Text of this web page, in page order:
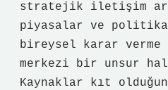
stratejik iletişim
piyasalar ve
bireysel karar
merkezi bir unsur
Kaynaklar kıt